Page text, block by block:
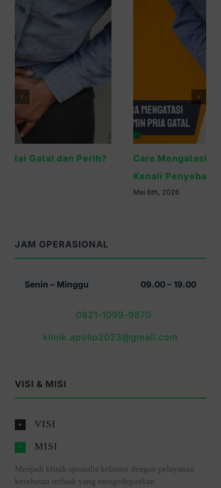
Cara Mengatasi Kelamin Pria Gatal:
Kenali Penyebab & Solusinya
JAM OPERASIONAL
Senin – Minggu 09.00 – 19.00
0821-1099-9870
klinik.apollo2023@gmail.com
VISI & MISI
VISI
MISI
Menjadi klinik spesialis kelamin dengan pelayanan
kesehatan terbaik yang mengedepankan